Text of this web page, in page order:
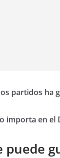
partidos ha
importa en el
puede